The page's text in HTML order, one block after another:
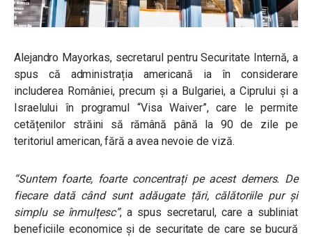
Alejandro Mayorkas, secretarul pentru Securitate Internă, a
spus că administrația americană ia în considerare
includerea României, precum și a Bulgariei, a Ciprului și a
Israelului în programul “Visa Waiver”, care le permite
cetățenilor străini să rămână până la 90 de zile pe
teritoriul american, fără a avea nevoie de viză.
“Suntem foarte, foarte concentrați pe acest demers. De
fiecare dată când sunt adăugate țări, călătoriile pur și
simplu se înmulțesc”, a spus secretarul, care a subliniat
beneficiile economice și de securitate de care se bucură